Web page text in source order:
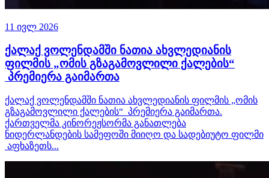
11 ივლ 2026
ქალაქ ვოლენდამში ნათია ახვლედიანის
ფილმის „ომის გზაგამოვლილი ქალების“
პრემიერა გაიმართა
ქალაქ ვოლენდამში ნათია ახვლედიანის ფილმის „ომის
გზაგამოვლილი ქალების“ პრემიერა გაიმართა.
ქართველმა კინორეჟსორმა განათლება
ნიდერლანდების სამეფოში მიიღო და სადებიუტო ფილმი
აფხაზეთს...